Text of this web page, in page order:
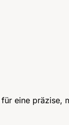
eine präzise,